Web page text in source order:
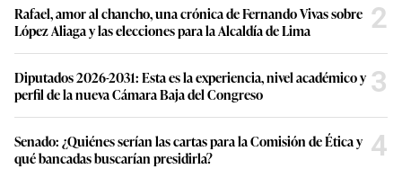
Rafael, amor al chancho, una crónica de Fernando Vivas sobre
López Aliaga y las elecciones para la Alcaldía de Lima
2
Diputados 2026-2031: Esta es la experiencia, nivel académico y
perfil de la nueva Cámara Baja del Congreso
3
Senado: ¿Quiénes serían las cartas para la Comisión de Ética y
qué bancadas buscarían presidirla?
4